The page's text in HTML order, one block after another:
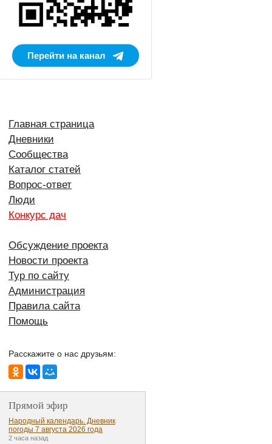
Перейти на канал
Главная страница
Дневники
Сообщества
Каталог статей
Вопрос-ответ
Люди
Конкурс дач
Обсуждение проекта
Новости проекта
Тур по сайту
Администрация
Правила сайта
Помощь
Расскажите о нас друзьям:
Прямой эфир
Народный календарь. Дневник
погоды 7 августа 2026 года
2 часа назад